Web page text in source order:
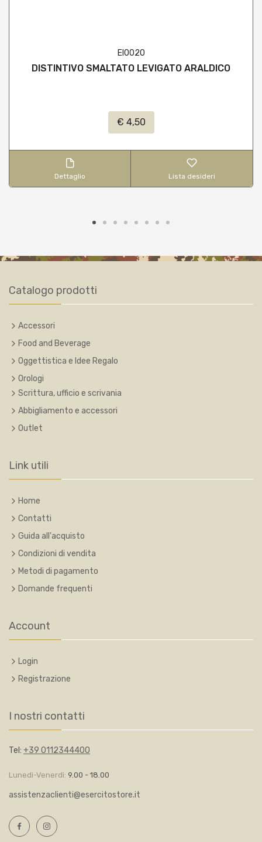
EI0020
DISTINTIVO SMALTATO LEVIGATO ARALDICO
€ 4,50
Dettaglio Lista desideri
Catalogo prodotti
Accessori
Food and Beverage
Oggettistica e Idee Regalo
Orologi
Scrittura, ufficio e scrivania
Abbigliamento e accessori
Outlet
Link utili
Home
Contatti
Guida all'acquisto
Condizioni di vendita
Metodi di pagamento
Domande frequenti
Account
Login
Registrazione
I nostri contatti
Tel: +39 0112344400
Lunedì-Venerdì: 9.00 - 18.00
assistenzaclienti@esercitostore.it